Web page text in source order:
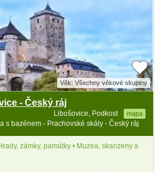
Věk: Všechny věkové skupiny
- Český ráj
Libošovice, Podkost mapa
s bazénem - Prachovské skály - Český ráj
zámky, památky • Muzea, skanzeny a